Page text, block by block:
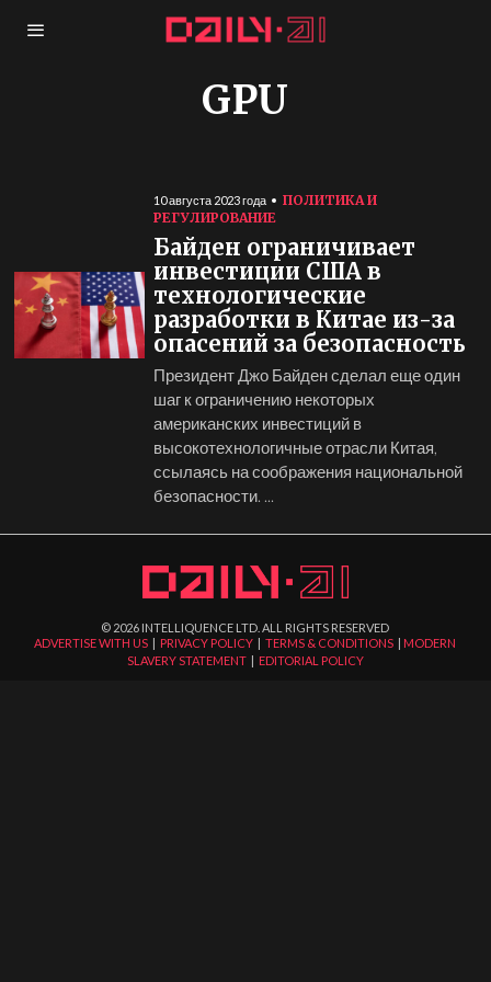
GPU
10 августа 2023 года
ПОЛИТИКА И
РЕГУЛИРОВАНИЕ
Байден ограничивает
инвестиции США в
технологические
разработки в Китае из-за
опасений за безопасность
Президент Джо Байден сделал еще один
шаг к ограничению некоторых
американских инвестиций в
высокотехнологичные отрасли Китая,
ссылаясь на соображения национальной
безопасности. ...
© 2026 INTELLIQUENCE LTD. ALL RIGHTS RESERVED
ADVERTISE WITH US | PRIVACY POLICY |TERMS & CONDITIONS | MODERN
SLAVERY STATEMENT| EDITORIAL POLICY